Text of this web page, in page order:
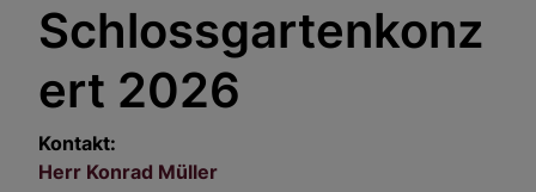
Schlossgartenkonz
ert 2026
Kontakt:
Herr Konrad Müller